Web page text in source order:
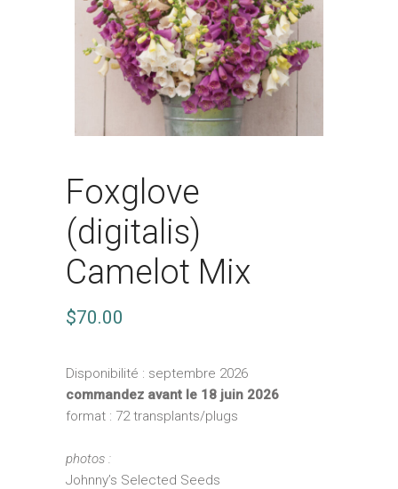
Foxglove
(digitalis)
Camelot Mix
$70.00
Disponibilité : septembre 2026
commandez avant le 18 juin 2026
format : 72 transplants/plugs
photos :
Johnny’s Selected Seeds